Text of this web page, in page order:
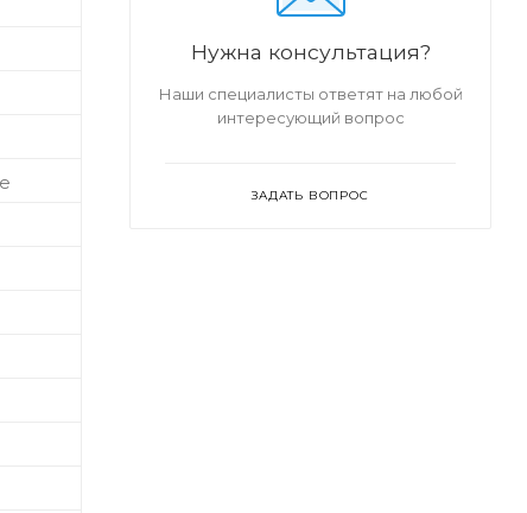
Нужна консультация?
Наши специалисты ответят на любой
интересующий вопрос
ЗАДАТЬ ВОПРОС